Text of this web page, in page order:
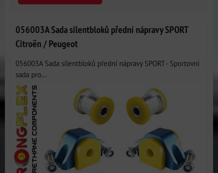
056003A Sada silentbloků přední nápravy SPORT
Citroën / Peugeot
056003A Sada silentbloků přední nápravy SPORT - Sportovní
sada pro...